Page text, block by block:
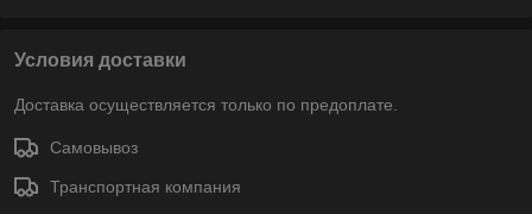
Условия доставки
Доставка осуществляется только по предоплате.
Самовывоз
Транспортная компания